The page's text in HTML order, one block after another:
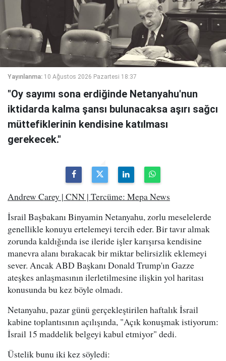
Yayınlanma: 10 Ağustos 2026 Pazartesi 18:37
"Oy sayımı sona erdiğinde Netanyahu'nun
iktidarda kalma şansı bulunacaksa aşırı sağcı
müttefiklerinin kendisine katılması
gerekecek."
Andrew Carey | CNN | Tercüme: Mepa News
İsrail Başbakanı Binyamin Netanyahu, zorlu meselelerde
genellikle konuyu ertelemeyi tercih eder. Bir tavır almak
zorunda kaldığında ise ileride işler karışırsa kendisine
manevra alanı bırakacak bir miktar belirsizlik eklemeyi
sever. Ancak ABD Başkanı Donald Trump'ın Gazze
ateşkes anlaşmasının ilerletilmesine ilişkin yol haritası
konusunda bu kez böyle olmadı.
Netanyahu, pazar günü gerçekleştirilen haftalık İsrail
kabine toplantısının açılışında, "Açık konuşmak istiyorum:
İsrail 15 maddelik belgeyi kabul etmiyor" dedi.
Üstelik bunu iki kez söyledi: